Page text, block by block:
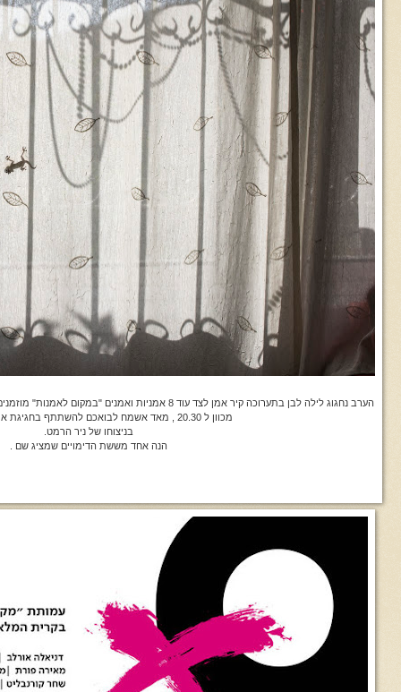
הערב נחגוג לילה לבן בתערוכה קיר אמן לצד עוד 8 אמניות ואמנים "במקום לאמנות" מוזמנים בשמחה , אני אגיע הישר מחתונת חברים בנטף
מכוון ל 20.30 , מאד אשמח לבואכם להשתתף בחגיגת אמנות ואוצרות
בניצוחו של ניר הרמט.
הנה אחד מששת הדימויים שמציג שם .